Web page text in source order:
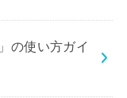
の使い方ガイ